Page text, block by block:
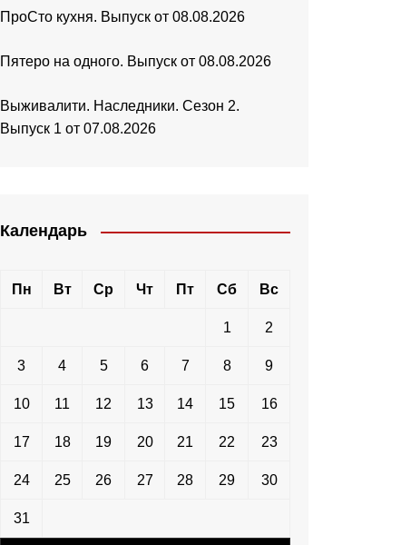
ПроСто кухня. Выпуск от 08.08.2026
Пятеро на одного. Выпуск от 08.08.2026
Выживалити. Наследники. Сезон 2.
Выпуск 1 от 07.08.2026
Календарь
Пн Вт Ср Чт Пт Сб Вс
1 2
3 4 5 6 7 8 9
10 11 12 13 14 15 16
17 18 19 20 21 22 23
24 25 26 27 28 29 30
31